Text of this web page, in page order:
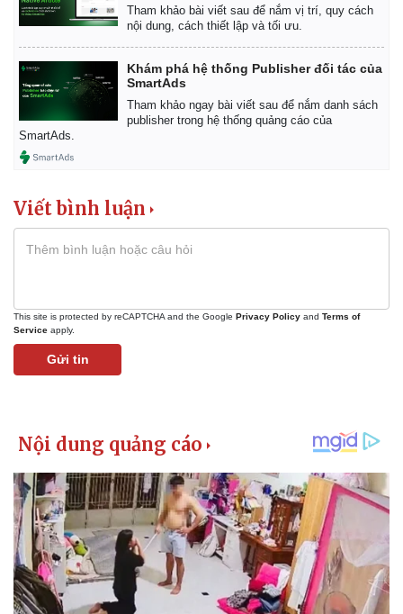
Vụ án
Tư vấn luật
Quân sự - Quốc phòng
Việt Nam
Phân tích
Tham khảo bài viết sau để nắm vị trí, quy cách
nội dung, cách thiết lập và tối ưu.
Khám phá hệ thống Publisher đối tác của
SmartAds
Tham khảo ngay bài viết sau để nắm danh sách
publisher trong hệ thống quảng cáo của
SmartAds.
Viết bình luận
This site is protected by reCAPTCHA and the Google Privacy Policy and Terms of
Service apply.
Gửi tin